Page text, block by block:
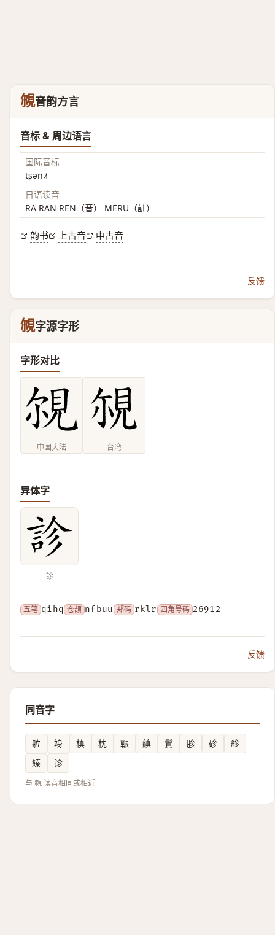
覙音韵方言
音标 & 周边语言
国际音标
tʂən˨˩˦
日语读音
RA RAN REN（音） MERU（訓）
韵书 上古音 中古音
反馈
覙字源字形
字形对比
中国大陆 台湾
异体字
診
五笔 qihq 仓颉 nfbuu 郑码 rklr 四角号码 26912
反馈
同音字
䠴 竧 槙 枕 辴 縝 鬒 胗 䂦
紾
縥
诊
与 覙 读音相同或相近